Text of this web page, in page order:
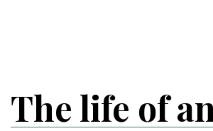
The life of